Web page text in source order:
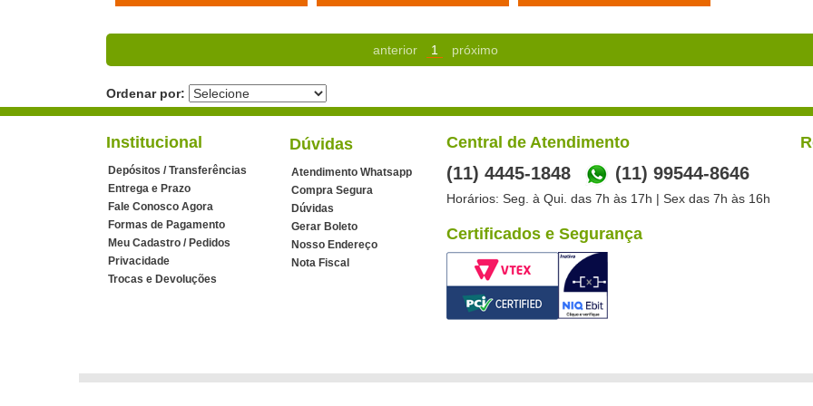
anterior 1 próximo
Ordenar por:
Institucional
Depósitos / Transferências
Entrega e Prazo
Fale Conosco Agora
Formas de Pagamento
Meu Cadastro / Pedidos
Privacidade
Trocas e Devoluções
Dúvidas
Atendimento Whatsapp
Compra Segura
Dúvidas
Gerar Boleto
Nosso Endereço
Nota Fiscal
Central de Atendimento
(11) 4445-1848 (11) 99544-8646
Horários: Seg. à Qui. das 7h às 17h | Sex das 7h às 16h
Certificados e Segurança